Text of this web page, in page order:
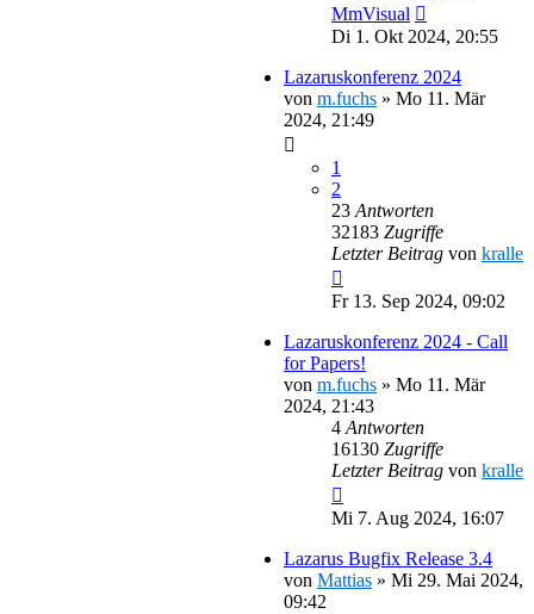
MmVisual
Di 1. Okt 2024, 20:55
Lazaruskonferenz 2024
von m.fuchs » Mo 11. Mär
2024, 21:49
1
2
23 Antworten
32183 Zugriffe
Letzter Beitrag von kralle
Fr 13. Sep 2024, 09:02
Lazaruskonferenz 2024 - Call
for Papers!
von m.fuchs » Mo 11. Mär
2024, 21:43
4 Antworten
16130 Zugriffe
Letzter Beitrag von kralle
Mi 7. Aug 2024, 16:07
Lazarus Bugfix Release 3.4
von Mattias » Mi 29. Mai 2024,
09:42